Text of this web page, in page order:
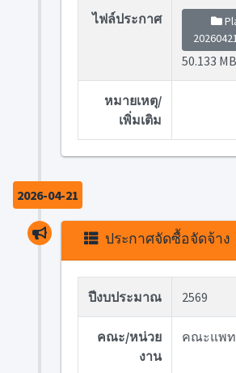
ไฟล์ประกาศ
50.133 MB
หมายเหตุ/
เพิ่มเติม
2026-04-21
ประกาศจัดซื้อจัดจ้าง
ปีงบประมาณ 2569
คณะ/หน่วย
งาน
คณะแพท